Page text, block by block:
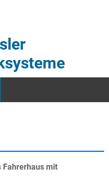
Fahrerhaus mit